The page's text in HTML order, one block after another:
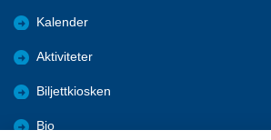
Kalender
Aktiviteter
Biljettkiosken
Bio